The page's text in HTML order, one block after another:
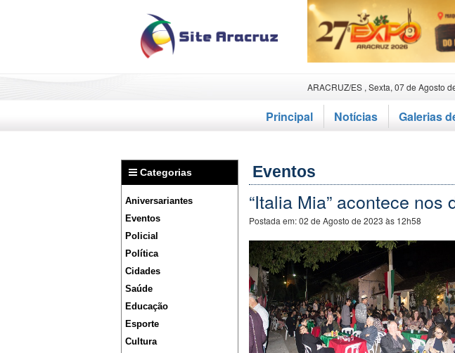
ARACRUZ/ES , Sexta, 07 de Agosto
Principal Notícias Galerias
Categorias
Aniversariantes
Eventos
Policial
Política
Cidades
Saúde
Educação
Esporte
Cultura
Eventos
“Italia Mia” acontece
Postada em:02 de Agosto de 2023 às 12h58